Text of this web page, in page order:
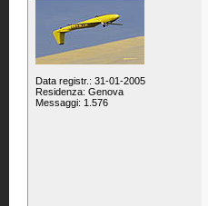
Data registr.: 31-01-2005
Residenza: Genova
Messaggi: 1.576